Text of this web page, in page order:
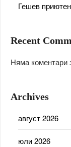
Гешев
Recent
Няма коментари
Archives
август 2026
юли 2026